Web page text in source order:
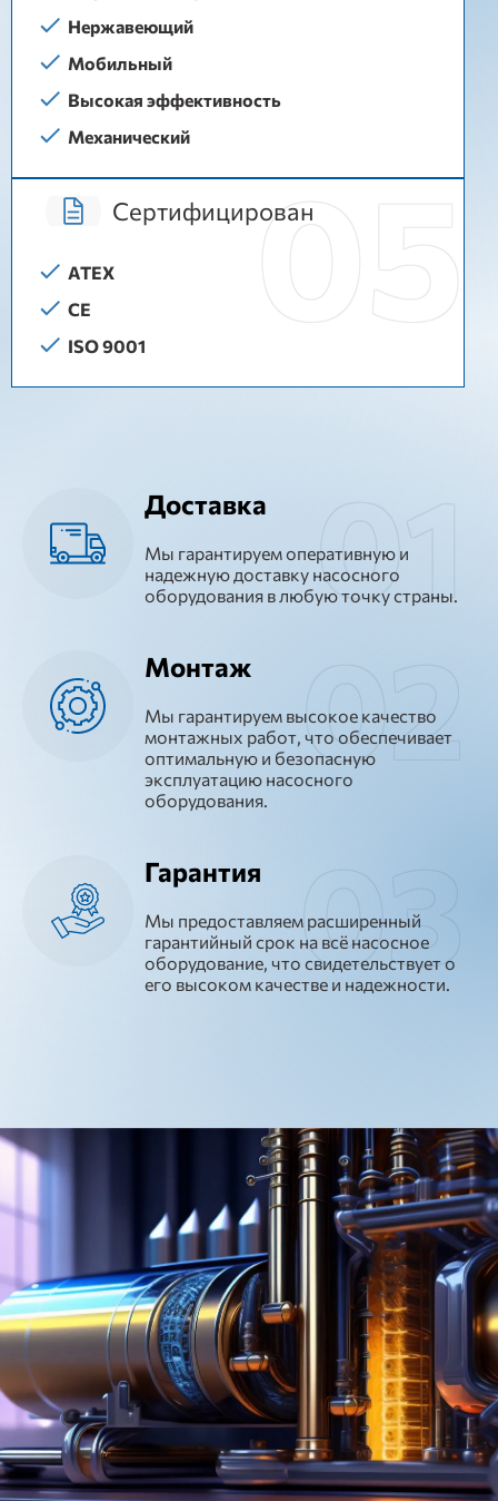
Нержавеющий
Мобильный
Высокая эффективность
Механический
Сертифицирован
ATEX
CE
ISO 9001
Доставка
Мы гарантируем оперативную и
надежную доставку насосного
оборудования в любую точку страны.
Монтаж
Мы гарантируем высокое качество
монтажных работ, что обеспечивает
оптимальную и безопасную
эксплуатацию насосного
оборудования.
Гарантия
Мы предоставляем расширенный
гарантийный срок на всё насосное
оборудование, что свидетельствует о
его высоком качестве и надежности.